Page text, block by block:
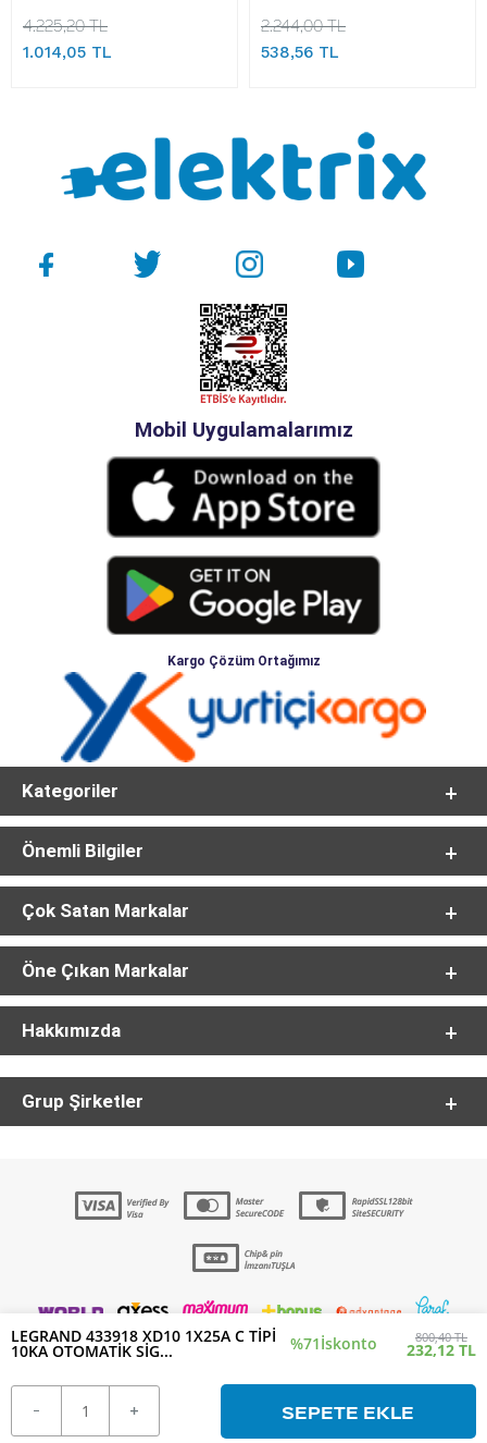
LEGRAND 433918 XD10 1X25A C TİPİ
10KA OTOMATİK SİG... %71İskonto 800,40 TL
232,12 TL
SEPETE EKLE
4.225,20 TL
1.014,05 TL
2.244,00 TL
538,56 TL
Mobil Uygulamalarımız
Kargo Çözüm Ortağımız
Kategoriler
Önemli Bilgiler
Çok Satan Markalar
Öne Çıkan Markalar
Hakkımızda
Grup Şirketler
-Soft Sistemleriyle Hazırlanmıştır.